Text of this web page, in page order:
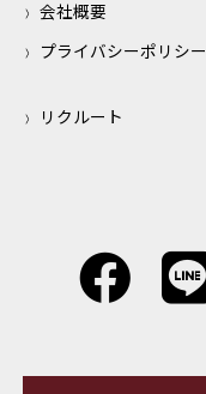
会社概要
プライバシーポリシー
リクルート